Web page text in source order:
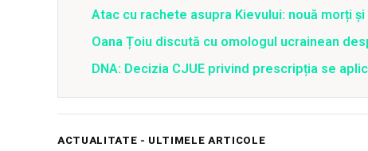
Atac cu rachete asupra Kievului: nouă morți
Oana Țoiu discută cu omologul ucrainean
DNA: Decizia CJUE privind prescripția se
ACTUALITATE - ULTIMELE ARTICOLE